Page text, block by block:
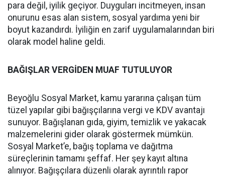
para değil, iyilik geçiyor. Duyguları incitmeyen, insan
onurunu esas alan sistem, sosyal yardıma yeni bir
boyut kazandırdı. İyiliğin en zarif uygulamalarından biri
olarak model haline geldi.
BAĞIŞLAR VERGİDEN MUAF TUTULUYOR
Beyoğlu Sosyal Market, kamu yararına çalışan tüm
tüzel yapılar gibi bağışçılarına vergi ve KDV avantajı
sunuyor. Bağışlanan gıda, giyim, temizlik ve yakacak
malzemelerini gider olarak göstermek mümkün.
Sosyal Market’e, bağış toplama ve dağıtma
süreçlerinin tamamı şeffaf. Her şey kayıt altına
alınıyor. Bağışçılara düzenli olarak ayrıntılı rapor